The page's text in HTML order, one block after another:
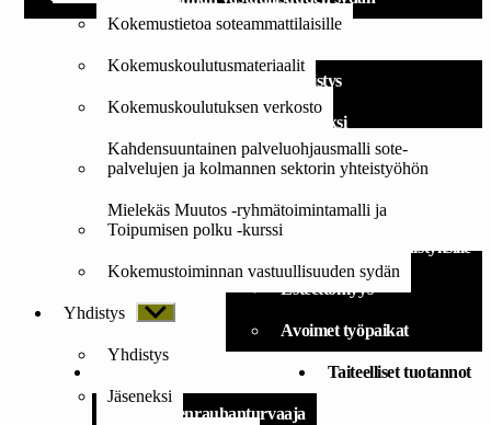
Yhdistys
Jäseneksi
Kulttuurihyvinvointi
Ladattavat materiaalit
Taidereseptejä yhdistyksille
Esteettömyys
Avoimet työpaikat
Mielenrauhanturvaaja
Taiteelliset tuotannot
Kokemustietoa soteammattilaisille
Kokemuskoulutusmateriaalit
Kokemuskoulutuksen verkosto
Kahdensuuntainen palveluohjausmalli sote-
palvelujen ja kolmannen sektorin yhteistyöhön
Mielekäs Muutos -ryhmätoimintamalli ja
Toipumisen polku -kurssi
Kokemustoiminnan vastuullisuuden sydän
Yhdistys
Näytä
Yhdistys
Jäseneksi